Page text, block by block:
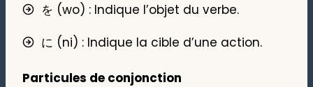
を (wo) : Indique l’objet du verbe.
に (ni) : Indique la cible d’une action.
Particules de conjonction